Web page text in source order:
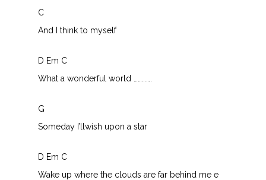
C
And I think to myself
D Em C
What a wonderful world ………….
G
Someday I’llwish upon a star
D Em C
Wake up where the clouds are far behind me e